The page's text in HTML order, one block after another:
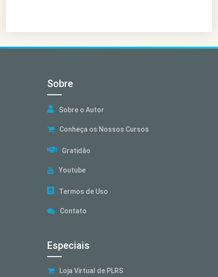
Sobre
Sobre o Autor
Conheça os Nossos Cursos
Gratidão
Youtube
Termos de Uso
Contato
Especiais
Loja Virtual de PLRS